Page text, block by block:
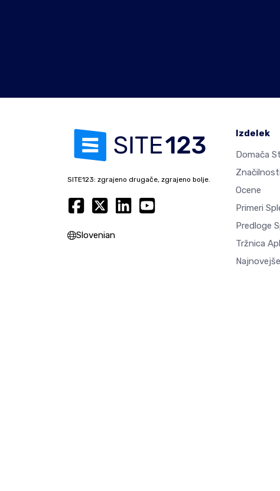
SITE123: zgrajeno drugače, zgrajeno bolje.
Slovenian
Izdelek
Domača
Značilnosti
Ocene
Primeri
Predloge
Tržnica